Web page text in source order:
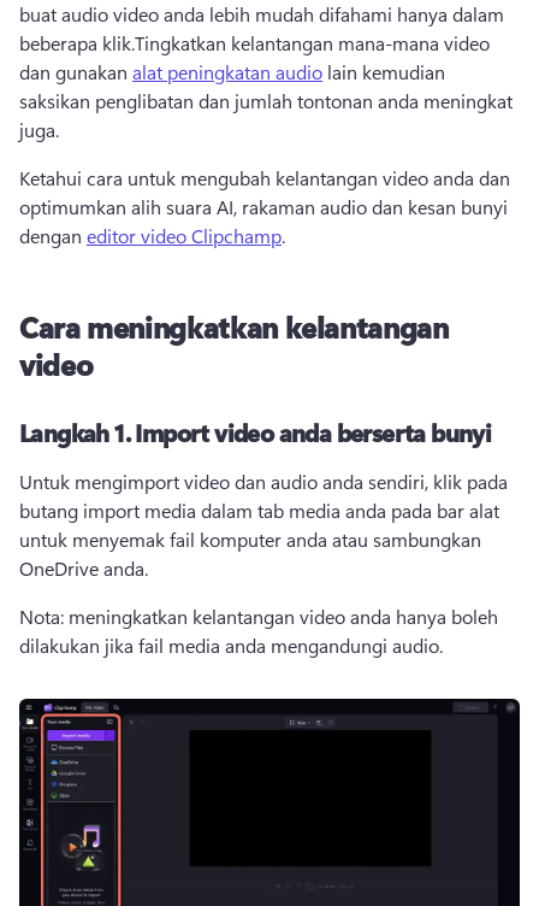
buat audio video anda lebih mudah difahami hanya dalam
beberapa klik.Tingkatkan kelantangan mana-mana video
dan gunakan alat peningkatan audio lain kemudian
saksikan penglibatan dan jumlah tontonan anda meningkat
juga.
Ketahui cara untuk mengubah kelantangan video anda dan
optimumkan alih suara AI, rakaman audio dan kesan bunyi
dengan editor video Clipchamp.
Cara meningkatkan kelantangan
video
Langkah 1.Import video anda berserta bunyi
Untuk mengimport video dan audio anda sendiri, klik pada
butang import media dalam tab media anda pada bar alat
OneDrive anda.
Nota: meningkatkan kelantangan video anda hanya boleh
dilakukan jika fail media anda mengandungi audio.